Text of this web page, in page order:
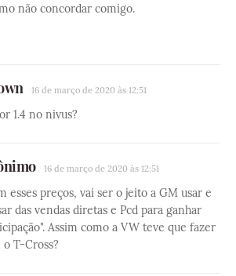
não concordar comigo.
16 de março de 2020 às 12:51
1.4 no nivus?
16 de março de 2020 às 12:51
esses preços, vai ser o jeito a GM usar e
das vendas diretas e Pcd para ganhar
Assim como a VW teve que fazer
o T-Cross?